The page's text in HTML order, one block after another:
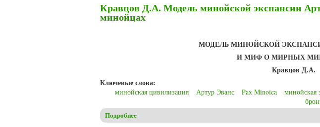
Кравцов Д.А. Модель минойской экспансии
минойцах
МОДЕЛЬ МИНОЙСКОЙ
И МИФ О МИРНЫХ
Кравцов Д.А.
Ключевые слова:
минойская цивилизация Артур Эванс Pax Minoica минойская
Подробнее